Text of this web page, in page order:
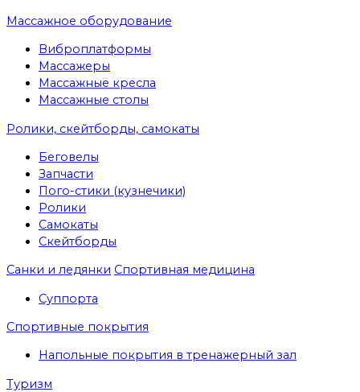
Массажное оборудование
Виброплатформы
Массажеры
Массажные кресла
Массажные столы
Ролики, скейтборды, самокаты
Беговелы
Запчасти
Пого-стики (кузнечики)
Ролики
Самокаты
Скейтборды
Санки и ледянки Спортивная медицина
Суппорта
Спортивные покрытия
Напольные покрытия в тренажерный зал
Туризм